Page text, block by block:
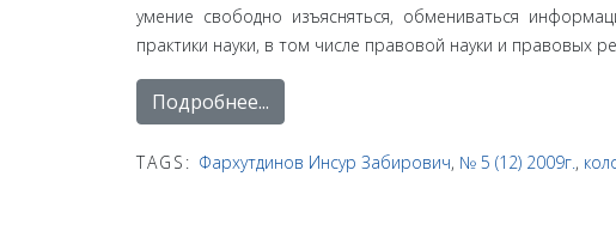
умение свободно изъясняться, обмениваться
практики науки, в том числе правовой науки и правовых
Подробнее...
TAGS: Фархутдинов Инсур Забирович, № 5 (12) 2009г.,